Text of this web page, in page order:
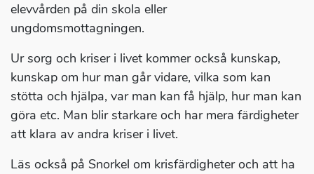
elevvården på din skola eller
ungdomsmottagningen.
Ur sorg och kriser i livet kommer också kunskap,
kunskap om hur man går vidare, vilka som kan
stötta och hjälpa, var man kan få hjälp, hur man kan
göra etc. Man blir starkare och har mera färdigheter
att klara av andra kriser i livet.
Läs också på Snorkel om krisfärdigheter och att ha